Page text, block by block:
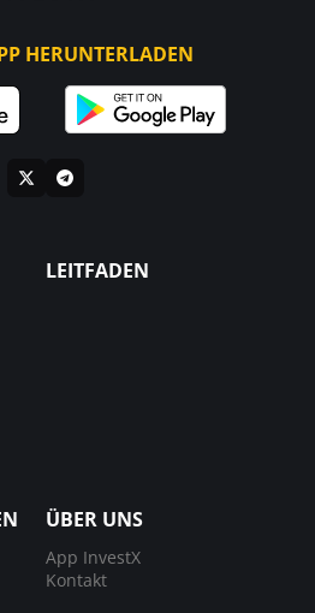
HERUNTERLADEN
LEITFADEN
ÜBER UNS
App InvestX
Kontakt